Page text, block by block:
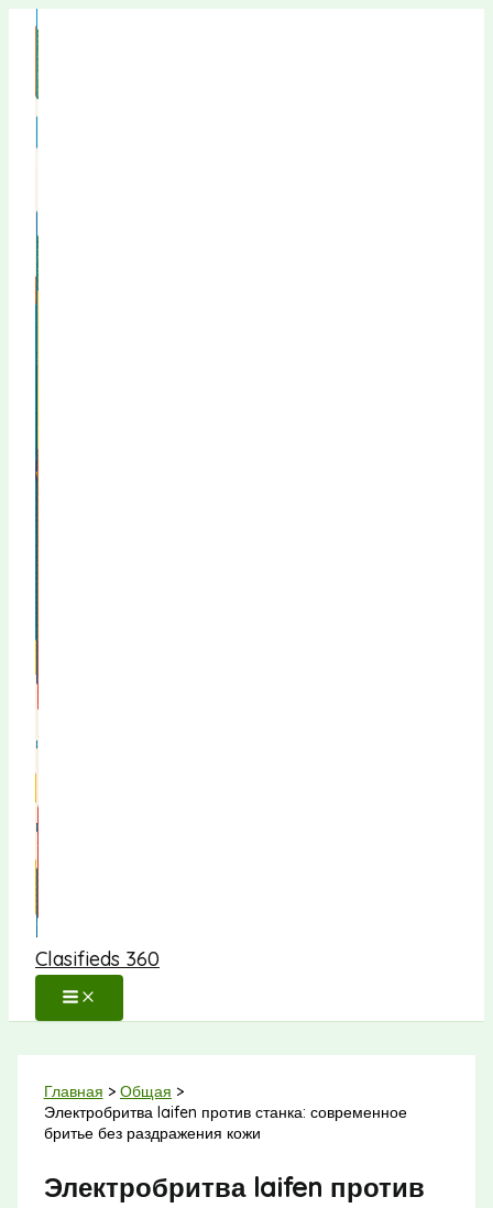
содержимому
Clasifieds 360
Главная
Общая
Электробритва laifen против станка: современное
бритье без раздражения кожи
Электробритва laifen против